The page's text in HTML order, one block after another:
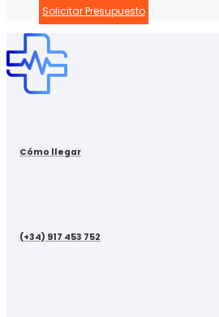
Solicitar Presupuesto
Cómo llegar
(+34) 917 453 752